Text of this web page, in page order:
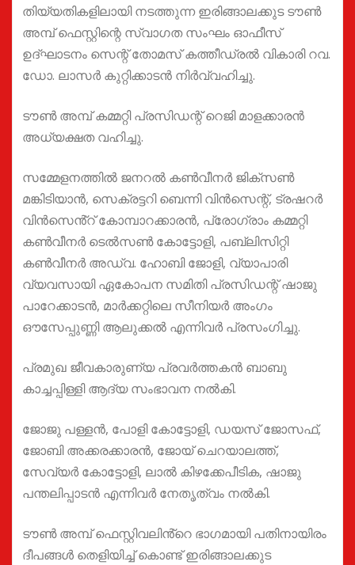
തിയ്യതികളിലായി നടത്തുന്ന ഇരിങ്ങാലക്കുട ടൗൺ
അമ്പ് ഫെസ്റ്റിന്റെ സ്വാഗത സംഘം ഓഫീസ്
ഉദ്ഘാടനം സെന്റ് തോമസ് കത്തീഡ്രൽ വികാരി റവ.
ഡോ. ലാസർ കുറ്റിക്കാടൻ നിർവ്വഹിച്ചു.
ടൗൺ അമ്പ് കമ്മറ്റി പ്രസിഡന്റ് റെജി മാളക്കാരൻ
അധ്യക്ഷത വഹിച്ചു.
സമ്മേളനത്തിൽ ജനറൽ കൺവീനർ ജിക്സൺ
മങ്കിടിയാൻ, സെക്രട്ടറി ബെന്നി വിൻസെന്റ്, ട്രഷറർ
വിൻസെൻ്റ് കോമ്പാറക്കാരൻ, പ്രോഗ്രാം കമ്മറ്റി
കൺവീനർ ടെൽസൺ കോട്ടോളി, പബ്ലിസിറ്റി
കൺവീനർ അഡ്വ. ഹോബി ജോളി, വ്യാപാരി
വ്യവസായി ഏകോപന സമിതി പ്രസിഡന്റ് ഷാജു
പാറേക്കാടൻ, മാർക്കറ്റിലെ സീനിയർ അംഗം
ഔസേപ്പുണ്ണി ആലുക്കൽ എന്നിവർ പ്രസംഗിച്ചു.
പ്രമുഖ ജീവകാരുണ്യ പ്രവർത്തകൻ ബാബു
കാച്ചപ്പിള്ളി ആദ്യ സംഭാവന നൽകി.
ജോജു പള്ളൻ, പോളി കോട്ടോളി, ഡയസ് ജോസഫ്,
ജോബി അക്കരക്കാരൻ, ജോയ് ചെറയാലത്ത്,
സേവ്യർ കോട്ടോളി, ലാൽ കിഴക്കേപീടിക, ഷാജു
പന്തലിപ്പാടൻ എന്നിവർ നേതൃത്വം നൽകി.
ടൗൺ അമ്പ് ഫെസ്റ്റിവലിൻ്റെ ഭാഗമായി പതിനായിരം
ദീപങ്ങൾ തെളിയിച്ച് കൊണ്ട് ഇരിങ്ങാലക്കുട